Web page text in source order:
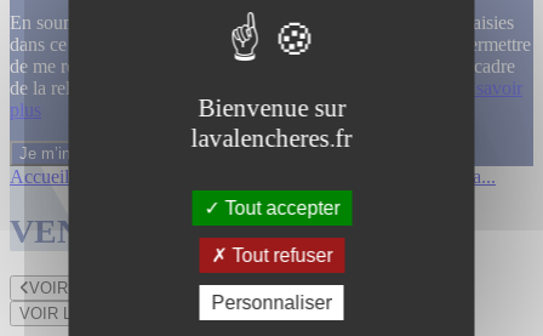
En soumettant ce formulaire, j’accepte que les informations saisies
dans ce formulaire soient utilisées, exploitées, traitées pour permettre
de me recontacter, pour m’envoyer des informations, dans le cadre
de la relation commerciale qui découle de cette demande.
En savoir
plus
Accueil Affiches cinema...
VENTES TERMINÉES
VOIR LE LOT PRÉCÉDENT
VOIR LE LOT SUIVANT
Bienvenue sur
lavalencheres.fr
Tout accepter
Tout refuser
Personnaliser